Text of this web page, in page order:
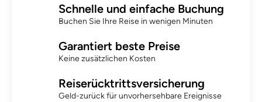
Schnelle und einfache Buchung
Buchen Sie Ihre Reise in wenigen Minuten
Garantiert beste Preise
Keine zusätzlichen Kosten
Reiserücktrittsversicherung
Geld-zurück für unvorhersehbare Ereignisse